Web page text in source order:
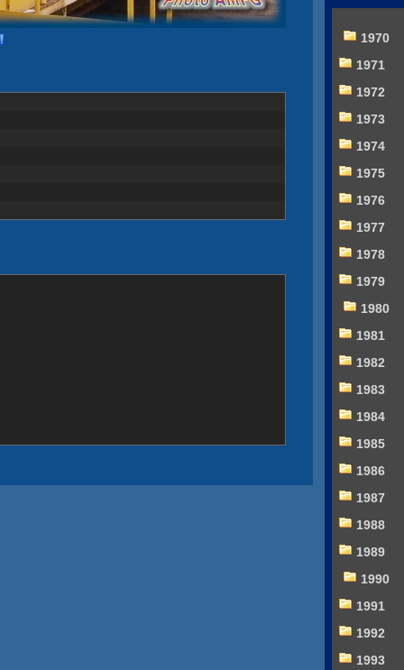
1970
1971
1972
1973
1974
1975
1976
1977
1978
1979
1980
1981
1982
1983
1984
1985
1986
1987
1988
1989
1990
1991
1992
1993